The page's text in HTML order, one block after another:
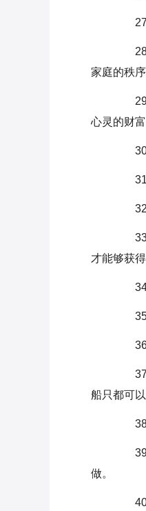
27、
28、
家庭的秩
29、
心灵的财
30、
31、
32、
33、
才能够获
34、
35、
36、
37、
船只都可
38、
39、
做。
40、